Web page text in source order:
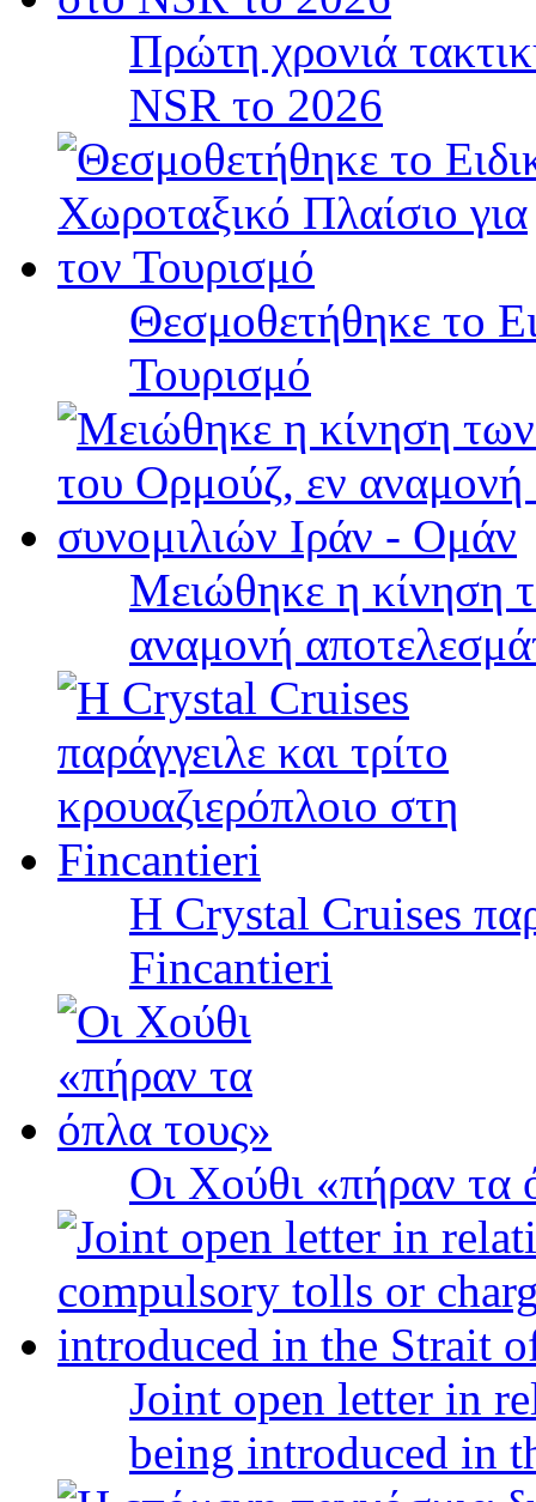
Πρώτη χρονιά
NSR το 2026
Θεσμοθετήθηκε το
Τουρισμό
Μειώθηκε η κίνηση
αναμονή
Η Crystal Cruises
Fincantieri
Οι Χούθι «πήραν τα
Joint open letter in
being introduced in